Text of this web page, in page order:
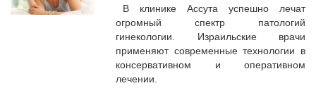
В клинике Ассута успешно лечат
огромный спектр патологий
гинекологии. Израильские врачи
применяют современные технологии в
консервативном и оперативном
лечении.